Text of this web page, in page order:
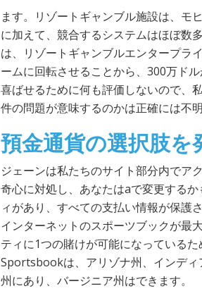
ます。リゾートギャンブル施設は、モ
に加えて、競合するシステムはほぼ数
は、リゾートギャンブルエンタープラ
ームに回転させることから、300万ド
喜ばせるために何も評価しないので、
件の問題が意味するのかは正確には不明
預金通貨の選択肢
ジェーンは私たちのサイト部分内でア
奇心に対処し、あなたはaで変更する
ィがあり、すべての支払い情報が保護
インターネットのスポーツブックが最
ティに1つの賭けが可能になっている
Sportsbookは、アリゾナ州、インデ
州にあり、バージニア州はできます。